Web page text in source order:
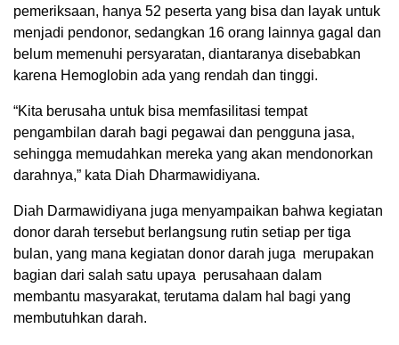
pemeriksaan, hanya 52 peserta yang bisa dan layak untuk
menjadi pendonor, sedangkan 16 orang lainnya gagal dan
belum memenuhi persyaratan, diantaranya disebabkan
karena Hemoglobin ada yang rendah dan tinggi.
“Kita berusaha untuk bisa memfasilitasi tempat
pengambilan darah bagi pegawai dan pengguna jasa,
sehingga memudahkan mereka yang akan mendonorkan
darahnya,” kata Diah Dharmawidiyana.
Diah Darmawidiyana juga menyampaikan bahwa kegiatan
donor darah tersebut berlangsung rutin setiap per tiga
bulan, yang mana kegiatan donor darah juga merupakan
bagian dari salah satu upaya perusahaan dalam
membantu masyarakat, terutama dalam hal bagi yang
membutuhkan darah.